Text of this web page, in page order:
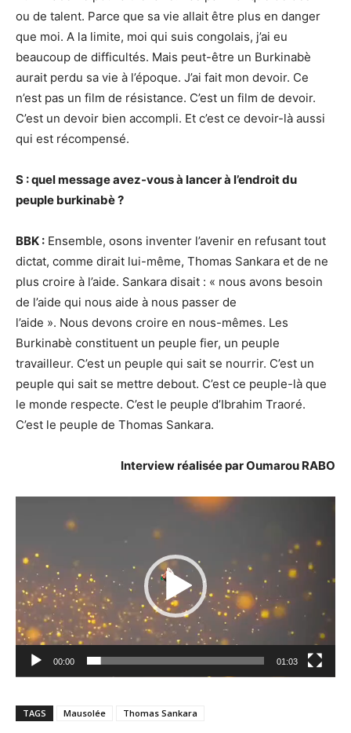
ou de talent. Parce que sa vie allait être plus en danger
que moi. A la limite, moi qui suis congolais, j’ai eu
beaucoup de difficultés. Mais peut-être un Burkinabè
aurait perdu sa vie à l’époque. J’ai fait mon devoir. Ce
n’est pas un film de résistance. C’est un film de devoir.
C’est un devoir bien accompli. Et c’est ce devoir-là aussi
qui est récompensé.
S : quel message avez-vous à lancer à l’endroit du
peuple burkinabè ?
BBK : Ensemble, osons inventer l’avenir en refusant tout
dictat, comme dirait lui-même, Thomas Sankara et de ne
plus croire à l’aide. Sankara disait : « nous avons besoin
de l’aide qui nous aide à nous passer de
l’aide ». Nous devons croire en nous-mêmes. Les
Burkinabè constituent un peuple fier, un peuple
travailleur. C’est un peuple qui sait se nourrir. C’est un
peuple qui sait se mettre debout. C’est ce peuple-là que
le monde respecte. C’est le peuple d’Ibrahim Traoré.
C’est le peuple de Thomas Sankara.
Interview réalisée par Oumarou RABO
Lecteur
00:00 01:03
TAGS Mausolée Thomas Sankara